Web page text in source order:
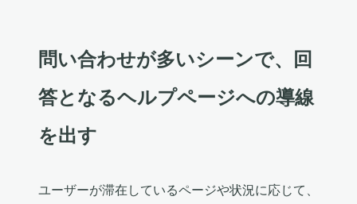
問い合わせが多いシーンで、回
答となるヘルプページへの導線
を出す
ユーザーが滞在しているページや状況に応じて、